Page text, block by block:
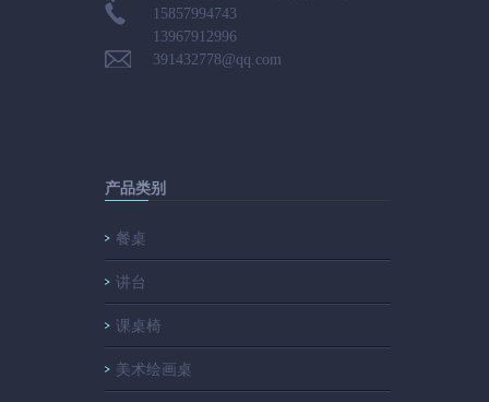
15857994743
13967912996
391432778@qq.com
产品类别
餐桌
讲台
课桌椅
美术绘画桌